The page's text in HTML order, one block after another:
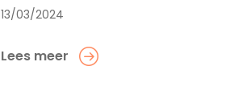
13/03/2024
Lees meer